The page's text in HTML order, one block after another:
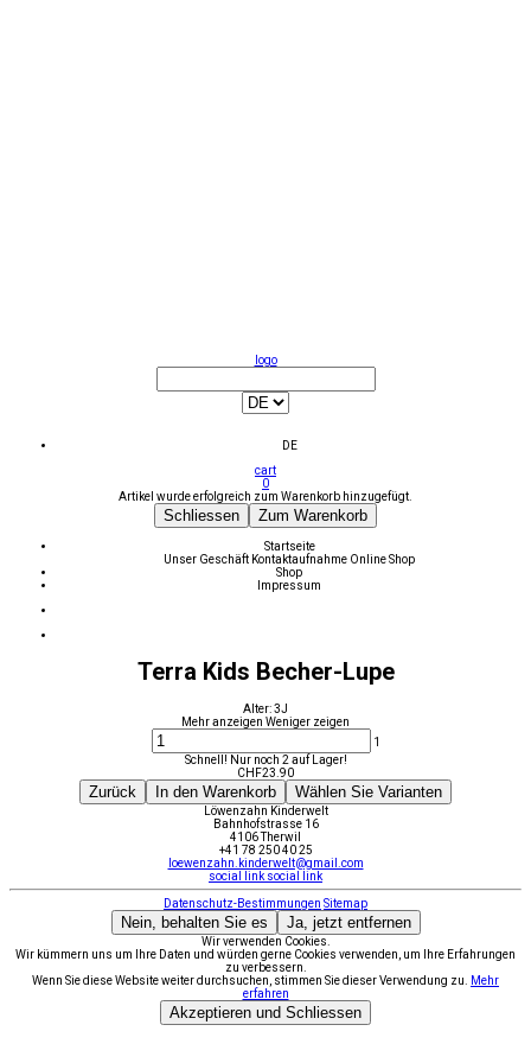
logo
DE
cart
0
Artikel wurde erfolgreich zum Warenkorb hinzugefügt.
Schliessen Zum Warenkorb
Startseite
Unser Geschäft Kontaktaufnahme Online Shop
Shop
Impressum
Terra Kids Becher-Lupe
Alter: 3J
Mehr anzeigen Weniger zeigen
1
Schnell! Nur noch 2 auf Lager!
CHF23.90
Zurück In den Warenkorb Wählen Sie Varianten
Löwenzahn Kinderwelt
Bahnhofstrasse 16
4106 Therwil
+41 78 250 40 25
loewenzahn.kinderwelt@gmail.com
social link social link
Datenschutz-Bestimmungen Sitemap
Nein, behalten Sie es Ja, jetzt entfernen
Wir verwenden Cookies.
Wir kümmern uns um Ihre Daten und würden gerne Cookies verwenden, um Ihre Erfahrungen
zu verbessern.
Wenn Sie diese Website weiter durchsuchen, stimmen Sie dieser Verwendung zu.
Mehr
erfahren
Akzeptieren und Schliessen